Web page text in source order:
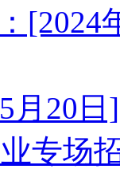
：
月20
专场